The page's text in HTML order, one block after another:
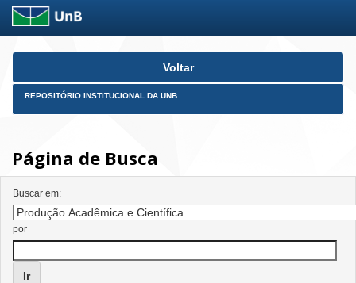
Skip
Voltar
REPOSITÓRIO INSTITUCIONAL DA UNB
Página de Busca
Buscar em:
por